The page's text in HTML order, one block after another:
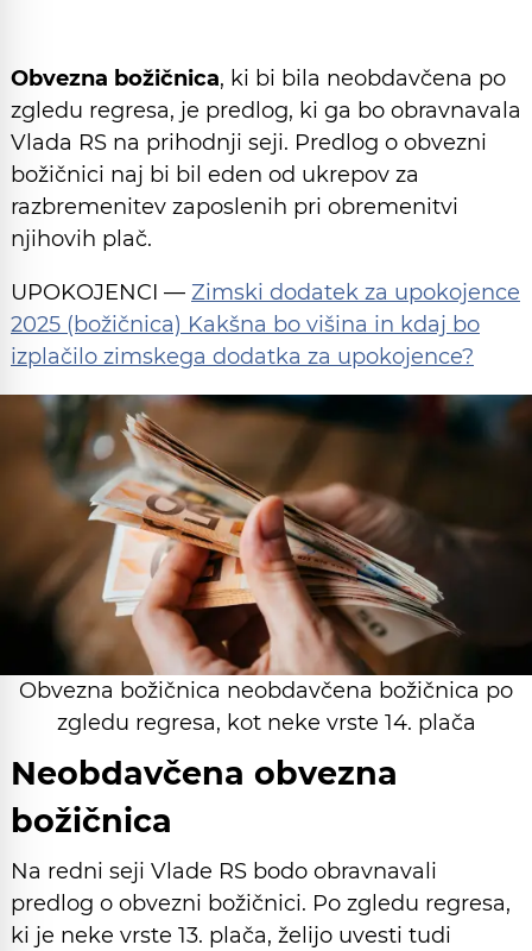
Obvezna božičnica, ki bi bila neobdavčena po
zgledu regresa, je predlog, ki ga bo obravnavala
Vlada RS na prihodnji seji. Predlog o obvezni
božičnici naj bi bil eden od ukrepov za
razbremenitev zaposlenih pri obremenitvi
njihovih plač.
UPOKOJENCI — Zimski dodatek za upokojence
2025 (božičnica) Kakšna bo višina in kdaj bo
izplačilo zimskega dodatka za upokojence?
Obvezna božičnica neobdavčena božičnica po
zgledu regresa, kot neke vrste 14. plača
Neobdavčena obvezna
božičnica
Na redni seji Vlade RS bodo obravnavali
predlog o obvezni božičnici. Po zgledu regresa,
ki je neke vrste 13. plača, želijo uvesti tudi